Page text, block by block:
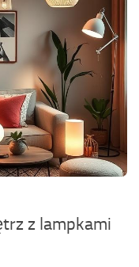
z lampkami